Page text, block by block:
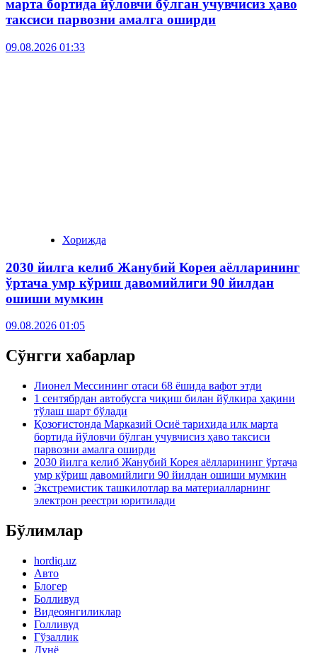
марта бортида йўловчи бўлган учувчисиз ҳаво
таксиси парвозни амалга оширди
09.08.2026 01:33
Хорижда
2030 йилга келиб Жанубий Корея аёлларининг
ўртача умр кўриш давомийлиги 90 йилдан
ошиши мумкин
09.08.2026 01:05
Сўнгги хабарлар
Лионел Мессининг отаси 68 ёшида вафот этди
1 сентябрдан автобусга чиқиш билан йўлкира ҳақини
тўлаш шарт бўлади
Қозоғистонда Марказий Осиё тарихида илк марта
бортида йўловчи бўлган учувчисиз ҳаво таксиси
парвозни амалга оширди
2030 йилга келиб Жанубий Корея аёлларининг ўртача
умр кўриш давомийлиги 90 йилдан ошиши мумкин
Экстремистик ташкилотлар ва материалларнинг
электрон реестри юритилади
Бўлимлар
hordiq.uz
Авто
Блогер
Болливуд
Видеоянгиликлар
Голливуд
Гўзаллик
Дунё